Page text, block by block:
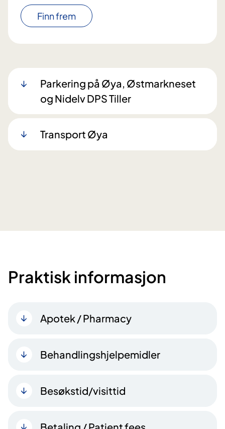
Finn frem
Parkering på Øya, Østmarkneset
og Nidelv DPS Tiller
Transport Øya
Praktisk informasjon
Apotek / Pharmacy
Behandlingshjelpemidler
Besøkstid/visittid